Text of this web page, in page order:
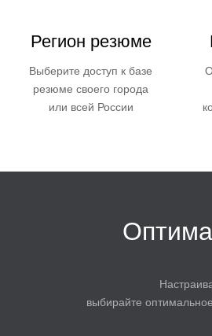
Регион резюме
Выберите доступ к базе
резюме своего города
или всей России
выбирайте